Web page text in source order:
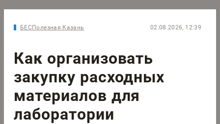
БЕСПолезная Казань 02.08.2026, 12:39
Как организовать
закупку расходных
материалов для
лаборатории